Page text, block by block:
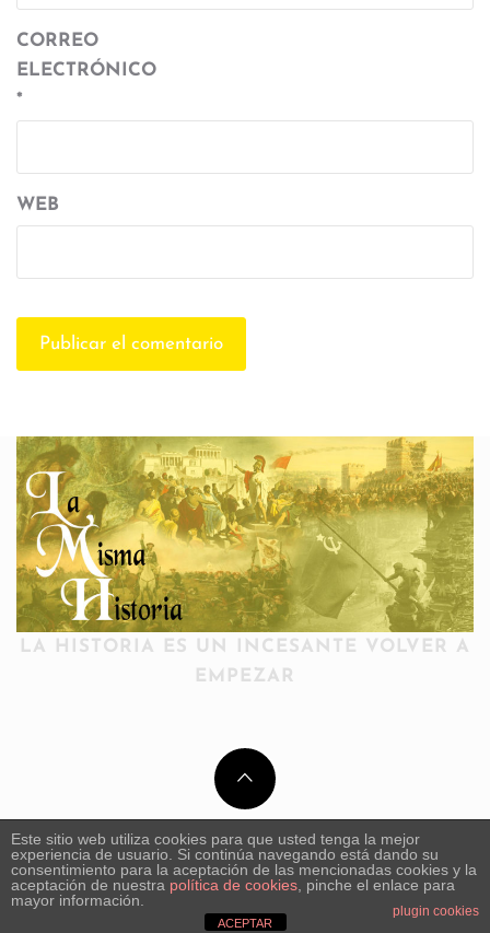
CORREO
ELECTRÓNICO
*
WEB
LA HISTORIA ES UN INCESANTE VOLVER A
EMPEZAR
Este sitio web utiliza cookies para que usted tenga la mejor
experiencia de usuario. Si continúa navegando está dando su
consentimiento para la aceptación de las mencionadas cookies y la
aceptación de nuestra política de cookies , pinche el enlace para
mayor información.
plugin cookies
ACEPTAR